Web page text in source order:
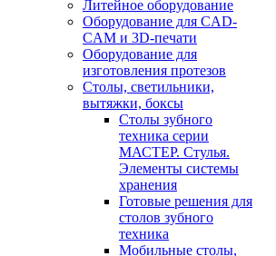
Литейное оборудование
Оборудование для CAD-
CAM и 3D-печати
Оборудование для
изготовления протезов
Cтолы, светильники,
вытяжки, боксы
Столы зубного
техника серии
МАСТЕР. Стулья.
Элементы системы
хранения
Готовые решения для
столов зубного
техника
Мобильные столы,